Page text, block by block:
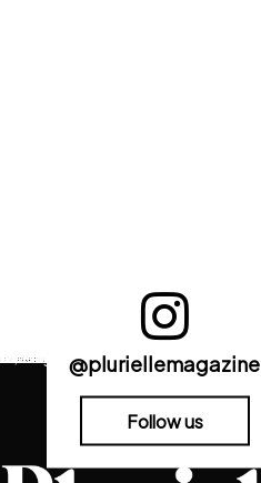
@pluriellemagazine
Follow us